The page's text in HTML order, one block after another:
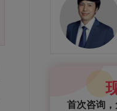
首次咨询